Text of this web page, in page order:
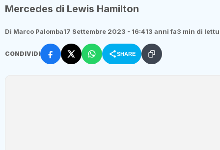
Mercedes di Lewis Hamilton
Di Marco Palomba17 Settembre 2023 - 16:413 anni fa3 min di
CONDIVIDI SHARE